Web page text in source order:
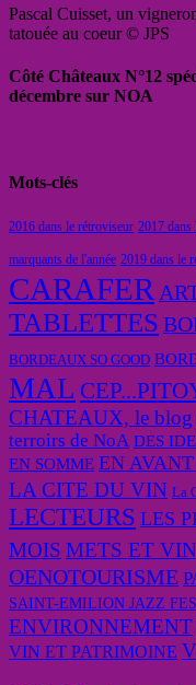
Pascal Cuisset, un
tatouée au coeur © JPS
Côté Châteaux N°12
décembre sur NOA
Mots-clés
2016 dans le rétroviseur 2017 dans
marquants de l'année 2019 dans le
CARAFER
TABLETTES
BORDEAUX SO GOOD
MAL
CHATEAUX, le blog
terroirs de NoA DES
EN SOMME EN
LA CITE DU VIN La
LECTEURS LES
MOIS METS ET VIN
OENOTOURISME
SAINT-EMILION JAZZ
ENVIRONNEMENT
VIN ET PATRIMOINE